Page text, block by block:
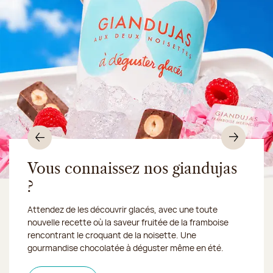
Vous connaissez nos giandujas
?
Attendez de les découvrir glacés, avec une toute
nouvelle recette où la saveur fruitée de la framboise
rencontrant le croquant de la noisette. Une
gourmandise chocolatée à déguster même en été.
Du 10 au 16 août 2026, notre atelier sera fermé :
Une envie gourmande ?
magasin
Découvrir le produit
Découvrez notre collection de crèmes glacées et
nous expédions vos
gourmandises en Chronofresh
Je découvre la collection
Précédent